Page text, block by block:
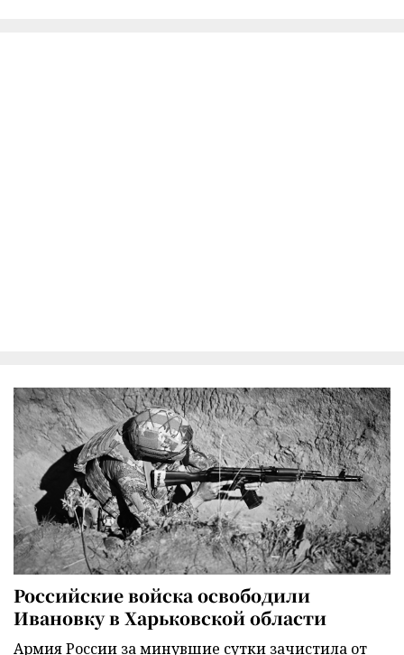
Российские войска освободили
Ивановку в Харьковской области
Армия России за минувшие сутки зачистила от